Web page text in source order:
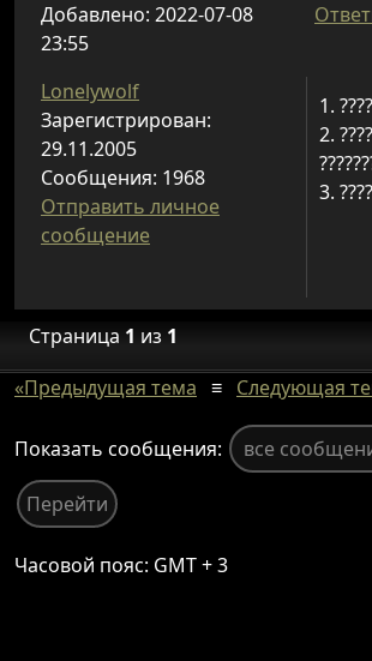
Добавлено: 2022-07-08
23:55
Lonelywolf
Зарегистрирован:
29.11.2005
Сообщения: 1968
Отправить личное
сообщение
1.
2.
3.
Страница 1 из 1
«Предыдущая тема ≡ Следующая
Показать сообщения:
Часовой пояс: GMT + 3